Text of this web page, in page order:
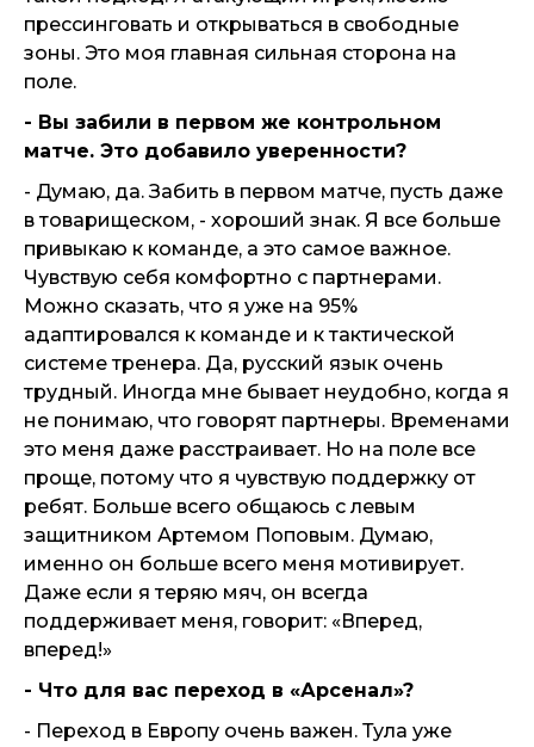
прессинговать и открываться в свободные
зоны. Это моя главная сильная сторона на
поле.
- Вы забили в первом же контрольном
матче. Это добавило уверенности?
- Думаю, да. Забить в первом матче, пусть даже
в товарищеском, - хороший знак. Я все больше
привыкаю к команде, а это самое важное.
Чувствую себя комфортно с партнерами.
Можно сказать, что я уже на 95%
адаптировался к команде и к тактической
системе тренера. Да, русский язык очень
трудный. Иногда мне бывает неудобно, когда я
не понимаю, что говорят партнеры. Временами
это меня даже расстраивает. Но на поле все
проще, потому что я чувствую поддержку от
ребят. Больше всего общаюсь с левым
защитником Артемом Поповым. Думаю,
именно он больше всего меня мотивирует.
Даже если я теряю мяч, он всегда
поддерживает меня, говорит: «Вперед,
вперед!»
- Что для вас переход в «Арсенал»?
- Переход в Европу очень важен. Тула уже